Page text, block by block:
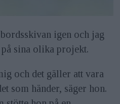
igen och jag
sina olika projekt.
och det gäller att vara
som händer, säger hon.